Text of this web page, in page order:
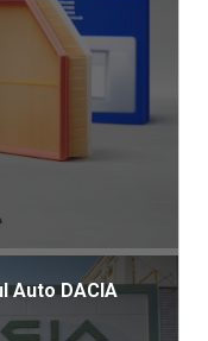
Auto DACIA